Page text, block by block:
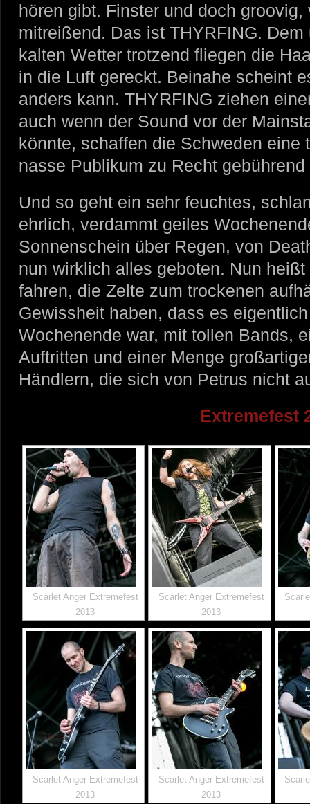
hören gibt. Finster und doch
mitreißend. Das ist THYRFING.
kalten Wetter trotzend fliegen die
in die Luft gereckt. Beinahe scheint
anders kann. THYRFING ziehen
auch wenn der Sound vor der
könnte, schaffen die Schweden eine
nasse Publikum zu Recht
Und so geht ein sehr feuchtes,
ehrlich, verdammt geiles
Sonnenschein über Regen, von
nun wirklich alles geboten. Nun
fahren, die Zelte zum trockenen
Gewissheit haben, dass es
Wochenende war, mit tollen Bands,
Auftritten und einer Menge
Händlern, die sich von Petrus nicht
Extremefest
Scarlet Anger Extremefest
2013
Scarlet Anger Extremefest
2013
Scarlet Anger Extremefest
2013
Scarlet Anger Extremefest
2013